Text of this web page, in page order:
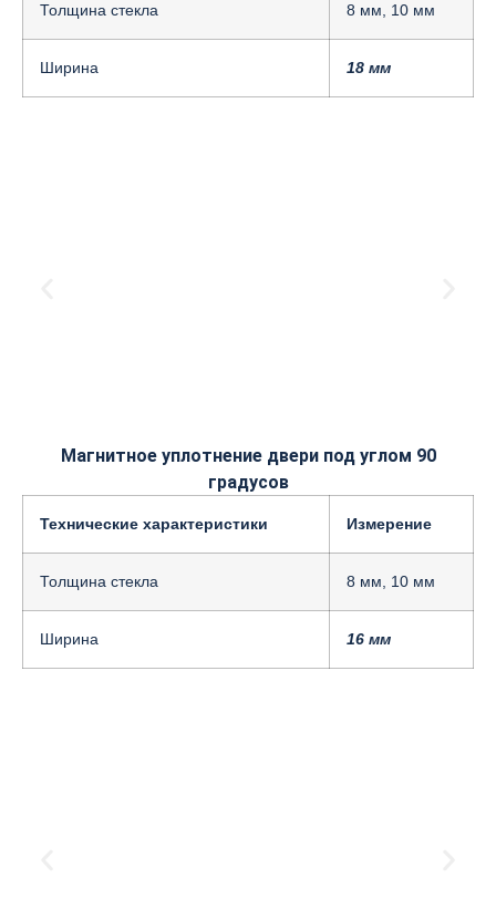
Толщина стекла 8 мм, 10 мм
Ширина 18 мм
Магнитное уплотнение двери под углом 90
градусов
Технические характеристики Измерение
Толщина стекла 8 мм, 10 мм
Ширина 16 мм